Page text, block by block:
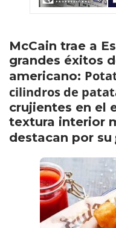
McCain trae a
grandes éxitos
americano:
cilindros de
crujientes en el
textura interior
destacan por su